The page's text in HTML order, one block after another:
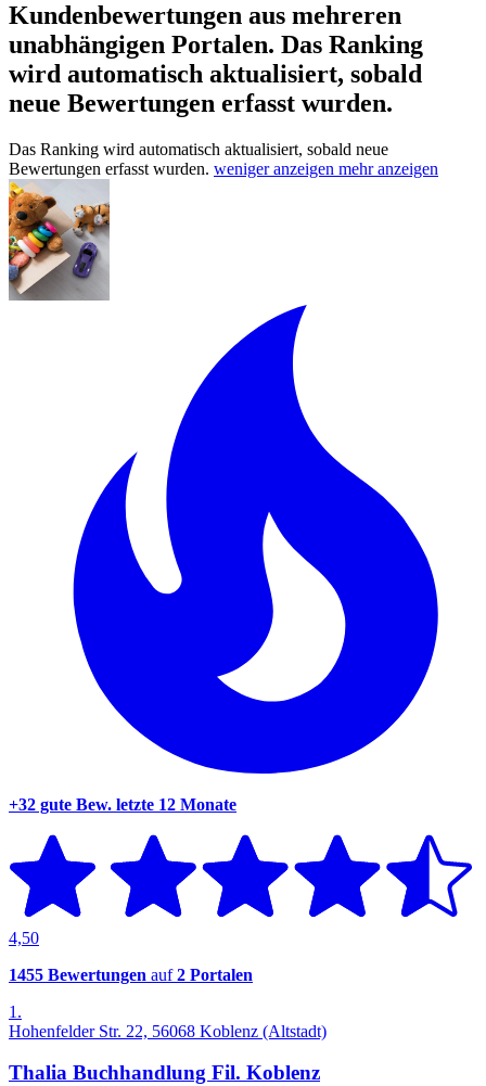
Kundenbewertungen aus mehreren
unabhängigen Portalen. Das Ranking
wird automatisch aktualisiert, sobald
neue Bewertungen erfasst wurden.
Das Ranking wird automatisch aktualisiert, sobald neue
Bewertungen erfasst wurden. weniger anzeigen mehr anzeigen
+32 gute Bew. letzte 12 Monate
4,50
1455 Bewertungen auf2 Portalen
1.
Hohenfelder Str. 22, 56068 Koblenz (Altstadt)
Thalia Buchhandlung Fil. Koblenz